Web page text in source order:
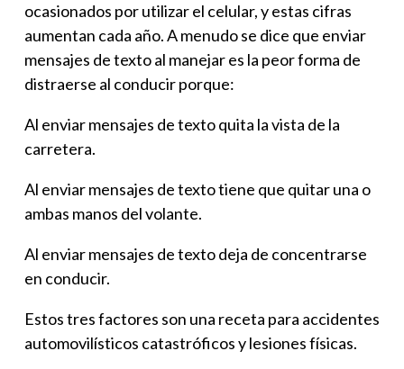
ocasionados por utilizar el celular, y estas cifras
aumentan cada año. A menudo se dice que enviar
mensajes de texto al manejar es la peor forma de
distraerse al conducir porque:
Al enviar mensajes de texto quita la vista de la
carretera.
Al enviar mensajes de texto tiene que quitar una o
ambas manos del volante.
Al enviar mensajes de texto deja de concentrarse
en conducir.
Estos tres factores son una receta para accidentes
automovilísticos catastróficos y lesiones físicas.